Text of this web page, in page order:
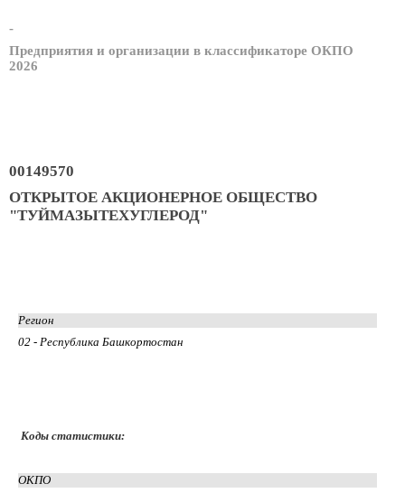
-
Предприятия и организации в классификаторе ОКПО
2026
00149570
ОТКРЫТОЕ АКЦИОНЕРНОЕ ОБЩЕСТВО
"ТУЙМАЗЫТЕХУГЛЕРОД"
Регион
02 - Республика Башкортостан
Коды статистики:
ОКПО